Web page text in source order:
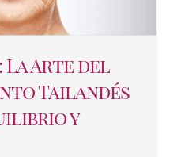
La Arte del
Tailandés
y